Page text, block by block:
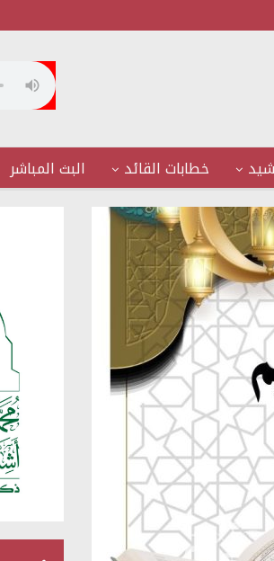
خطابات القائد البث المباشر